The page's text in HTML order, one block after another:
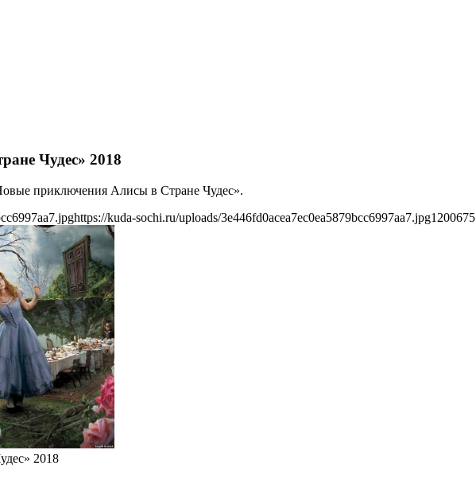
Чудес» 2018
приключения Алисы в Стране Чудес».
https://kuda-sochi.ru/uploads/3e446fd0acea7ec0ea5879bcc6997aa7.jpg1200675
2018